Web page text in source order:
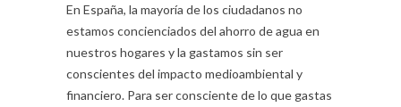
En España, la mayoría de los ciudadanos no
estamos concienciados del ahorro de agua en
nuestros hogares y la gastamos sin ser
conscientes del impacto medioambiental y
financiero. Para ser consciente de lo que gastas